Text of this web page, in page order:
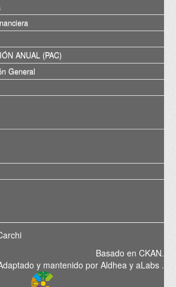
ANUAL (PAC)
General
Basado en CKAN.
y mantenido por Aldhea y aLabs .